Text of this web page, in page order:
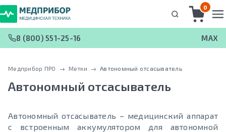
0
8 (800) 551-25-16 MAX
Медприбор ПРО → Метки → Автономный отсасыватель
Автономный отсасыватель
Автономный отсасыватель – медицинский аппарат
с встроенным аккумулятором для автономной